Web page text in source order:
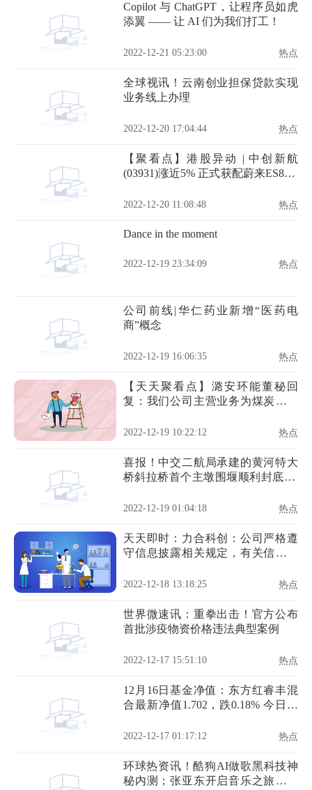
Copilot 与 ChatGPT，让程序员如虎
添翼 —— 让 AI 们为我们打工！
2022-12-21 05:23:00 热点
全球视讯！云南创业担保贷款实现
业务线上办理
2022-12-20 17:04:44 热点
【聚看点】港股异动 | 中创新航
(03931)涨近5% 正式获配蔚来ES8 有
2022-12-20 11:08:48 热点
Dance in the moment
2022-12-19 23:34:09 热点
公司前线|华仁药业新增“医药电
商”概念
2022-12-19 16:06:35 热点
【天天聚看点】潞安环能董秘回
复：我们公司主营业务为煤炭的生
吹煤、其他洗煤等
2022-12-19 10:22:12 热点
喜报！中交二航局承建的黄河特大
桥斜拉桥首个主墩围堰顺利封底 天
2022-12-19 01:04:18 热点
天天即时：力合科创：公司严格遵
守信息披露相关规定，有关信息请
告为准
2022-12-18 13:18:25 热点
世界微速讯：重拳出击！官方公布
首批涉疫物资价格违法典型案例
2022-12-17 15:51:10 热点
12月16日基金净值：东方红睿丰混
合最新净值1.702，跌0.18% 今日热
2022-12-17 01:17:12 热点
环球热资讯！酷狗AI做歌黑科技神
秘内测；张亚东开启音乐之旅《去